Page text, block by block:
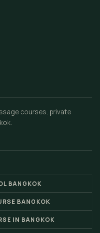
courses, private
BANGKOK
BANGKOK
IN BANGKOK